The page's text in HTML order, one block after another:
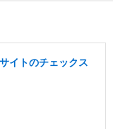
イトのチェックス